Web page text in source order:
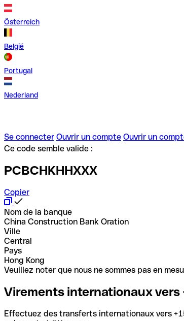
Österreich
België
Portugal
Nederland
Se connecter Ouvrir un compte Ouvrir un
Ce code semble valide :
PCBCHKHHXXX
Copier
Nom de la banque
China Construction Bank Oration
Ville
Central
Pays
Hong Kong
Veuillez noter que nous ne sommes pas en
Virements internationaux vers
Effectuez des transferts internationaux vers